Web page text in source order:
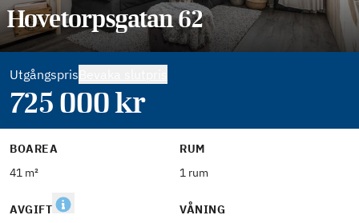
Hovetorpsgatan 62
Utgångspris
725 000kr
BOAREA
41 m²
RUM
1 rum
AVGIFT
VÅNING